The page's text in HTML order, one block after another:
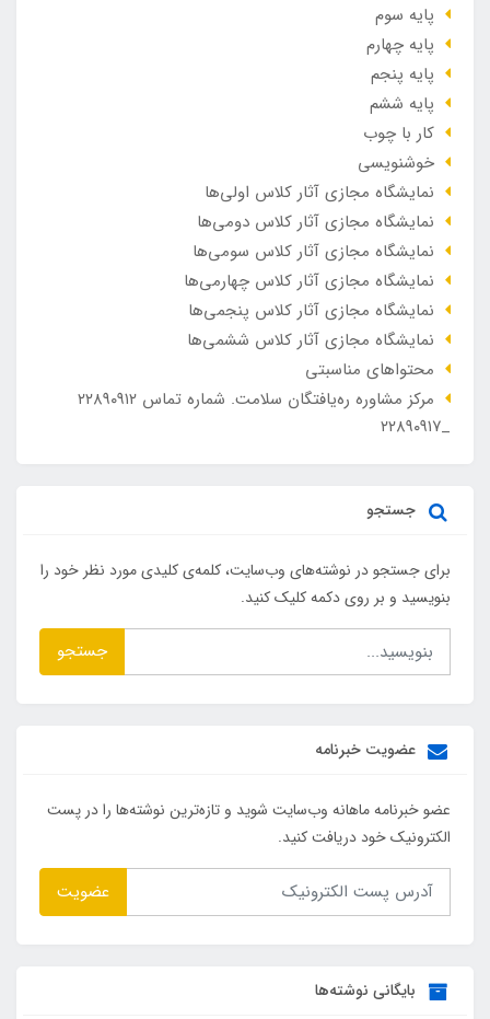
پایه سوم
پایه چهارم
پایه پنجم
پایه ششم
کار با چوب
خوشنویسی
نمایشگاه مجازی آثار کلاس اولی‌ها
نمایشگاه مجازی آثار کلاس دومی‌ها
نمایشگاه مجازی آثار کلاس سومی‌ها
نمایشگاه مجازی آثار کلاس چهارمی‌ها
نمایشگاه مجازی آثار کلاس پنجمی‌ها
نمایشگاه مجازی آثار کلاس ششمی‌ها
محتواهای مناسبتی
مرکز مشاوره ره‌یافتگان سلامت. شماره تماس ۲۲۸۹۰۹۱۲
_۲۲۸۹۰۹۱۷
جستجو
برای جستجو در نوشته‌های وب‌سایت، کلمه‌ی کلیدی مورد نظر خود را
بنویسید و بر روی دکمه کلیک کنید.
جستجو
عضویت خبرنامه
عضو خبرنامه ماهانه وب‌سایت شوید و تازه‌ترین نوشته‌ها را در پست
الکترونیک خود دریافت کنید.
عضویت
بایگانی نوشته‌ها